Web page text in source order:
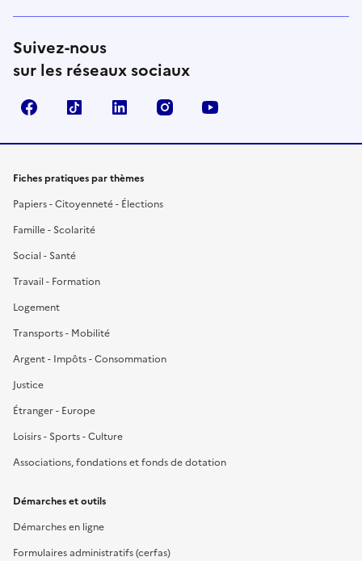
Suivez-nous
sur les réseaux sociaux
FacebookTikTok LinkedIn Instagram
Fiches pratiques par thèmes
Papiers - Citoyenneté - Élections
Famille - Scolarité
Social - Santé
Travail - Formation
Logement
Transports - Mobilité
Argent - Impôts - Consommation
Justice
Étranger - Europe
Loisirs - Sports - Culture
Associations, fondations et fonds de dotation
Démarches et outils
Démarches en ligne
Formulaires administratifs (cerfas)